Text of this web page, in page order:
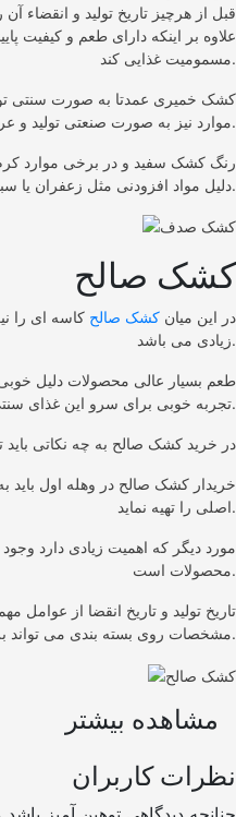
قبل از هرچیز تاریخ تولید و انقضاء
علاوه بر اینکه دارای طعم و کیفیت
مسمومیت غذایی کند.
کشک خمیری عمدتا به صورت سنتی
موارد نیز به صورت صنعتی تولید و عرضه می شود.
رنگ کشک سفید و در برخی موارد
دلیل مواد افزودنی مثل زعفران یا سبزیجات رنگ آن متغیر است.
کشک صالح
در این میان کشک صالح کاسه ای را
زیادی می باشد.
طعم بسیار عالی محصولات دلیل خوبی
تجربه خوبی برای سرو این غذای سنتی داشته باشند.
در خرید کشک صالح به چه نکاتی
خریدار کشک صالح در وهله اول باید به
اصلی را تهیه نماید.
مورد دیگر که اهمیت زیادی دارد
محصولات است.
تاریخ تولید و تاریخ انقضا از عوامل
مشخصات روی بسته بندی می تواند بررسی کند.
مشاهده بیشتر
نظرات کاربران